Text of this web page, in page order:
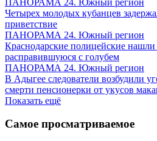
Четырех молодых кубанцев
приветствие
ПАНОРАМА 24. Южный регион
Краснодарские полицейские
расправившуюся с голубем
ПАНОРАМА 24. Южный регион
В Адыгее следователи возбудили
смерти пенсионерки от укусов
Показать ещё
Самое просматриваемое